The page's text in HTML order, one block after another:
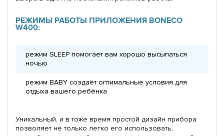
РЕЖИМЫ РАБОТЫ ПРИЛОЖЕНИЯ BONECO
W400:
режим SLEEP помогает вам хорошо высыпаться
ночью
режим BABY создаёт оптимальные условия для
отдыха вашего ребёнка
Уникальный, и в тоже время простой дизайн прибора
позволяет не только легко его использовать,